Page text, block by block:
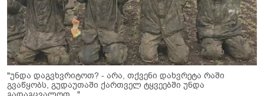
"უნდა დაგვხვრიტოთ? - არა, თქვენი დახვრეტა რაში
გვაწყობს, გუდაუთაში ქართველ ტყვეებში უნდა